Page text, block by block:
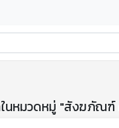
นหมวดหมู่ "สังฆภัณฑ์